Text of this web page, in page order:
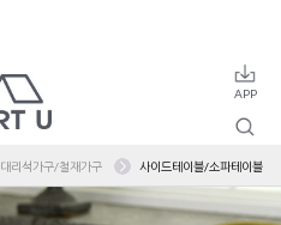
대리석가구/철재가구 사이드테이블/소파테이블